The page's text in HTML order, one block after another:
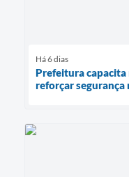
Há 6 dias
Prefeitura
reforçar